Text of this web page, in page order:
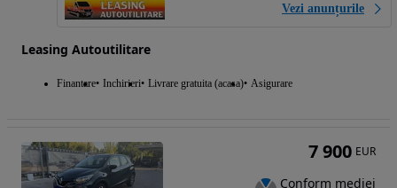
Vezi anunțurile
Leasing Autoutilitare
Finantare Inchirieri Livrare gratuita (acasa) Asigurare
7 900 EUR
Conform mediei